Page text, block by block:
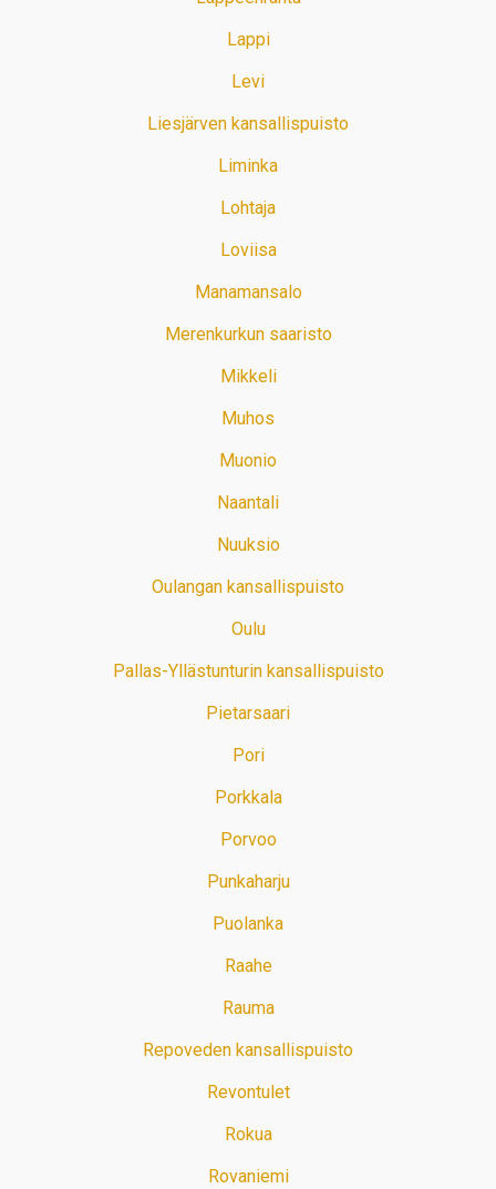
Lappi
Levi
Liesjärven kansallispuisto
Liminka
Lohtaja
Loviisa
Manamansalo
Merenkurkun saaristo
Mikkeli
Muhos
Muonio
Naantali
Nuuksio
Oulangan kansallispuisto
Oulu
Pallas-Yllästunturin kansallispuisto
Pietarsaari
Pori
Porkkala
Porvoo
Punkaharju
Puolanka
Raahe
Rauma
Repoveden kansallispuisto
Revontulet
Rokua
Rovaniemi